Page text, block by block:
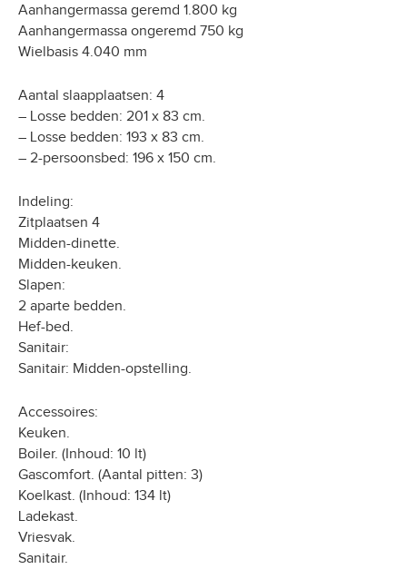
Aanhangermassa geremd 1.800 kg
Aanhangermassa ongeremd 750 kg
Wielbasis 4.040 mm
Aantal slaapplaatsen: 4
– Losse bedden: 201 x 83 cm.
– Losse bedden: 193 x 83 cm.
– 2-persoonsbed: 196 x 150 cm.
Indeling:
Zitplaatsen 4
Midden-dinette.
Midden-keuken.
Slapen:
2 aparte bedden.
Hef-bed.
Sanitair:
Sanitair: Midden-opstelling.
Accessoires:
Keuken.
Boiler. (Inhoud: 10 lt)
Gascomfort. (Aantal pitten: 3)
Koelkast. (Inhoud: 134 lt)
Ladekast.
Vriesvak.
Sanitair.